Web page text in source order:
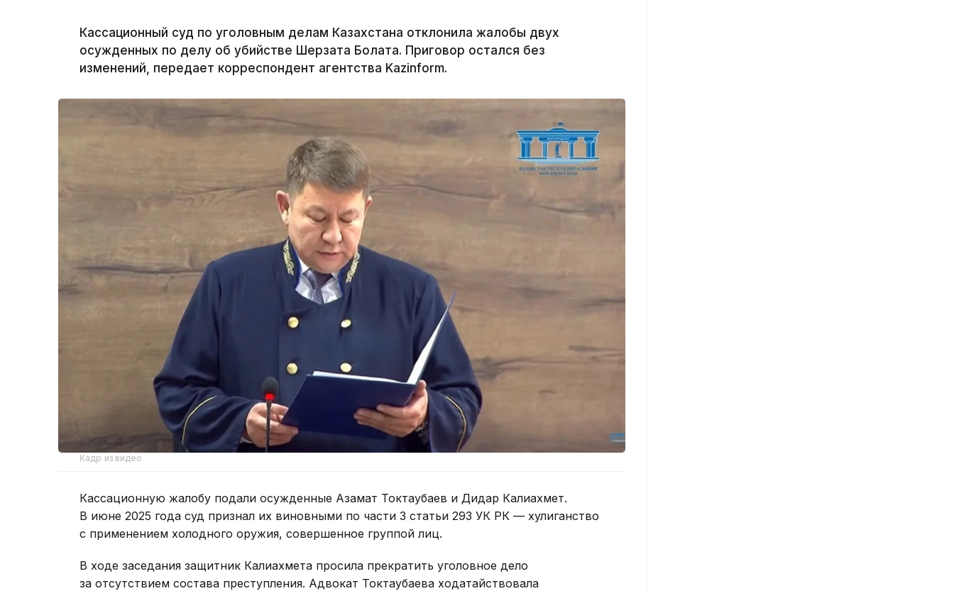
Кассационный суд по уголовным делам Казахстана отклонила жалобы двух
осужденных по делу об убийстве Шерзата Болата. Приговор остался без
изменений, передает корреспондент агентства Kazinform.
Кадр из видео
Кассационную жалобу подали осужденные Азамат Токтаубаев и Дидар Калиахмет.
В июне 2025 года суд признал их виновными по части 3 статьи 293 УК РК — хулиганство
с применением холодного оружия, совершенное группой лиц.
В ходе заседания защитник Калиахмета просила прекратить уголовное дело
за отсутствием состава преступления. Адвокат Токтаубаева ходатайствовала